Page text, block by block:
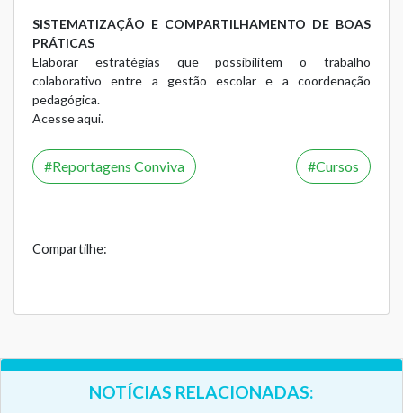
SISTEMATIZAÇÃO E COMPARTILHAMENTO DE BOAS
PRÁTICAS
Elaborar estratégias que possibilitem o trabalho
colaborativo entre a gestão escolar e a coordenação
pedagógica.
Acesse aqui.
Reportagens Conviva Cursos
Compartilhe:
NOTÍCIAS RELACIONADAS: